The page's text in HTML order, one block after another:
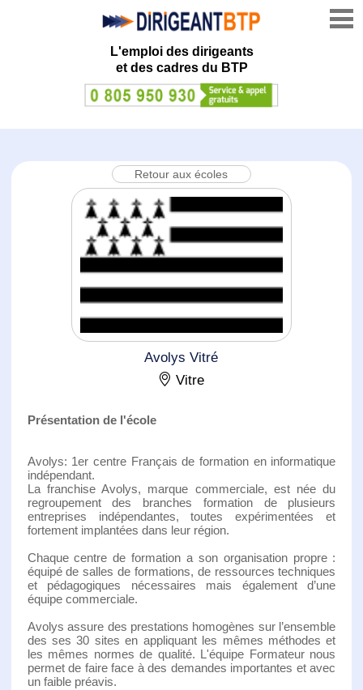
L'emploi des dirigeants
et des cadres du BTP
Retour aux écoles
Avolys Vitré
Vitre
Présentation de l'école
Avolys: 1er centre Français de formation en informatique
indépendant.
La franchise Avolys, marque commerciale, est née du
regroupement des branches formation de plusieurs
entreprises indépendantes, toutes expérimentées et
fortement implantées dans leur région.
Chaque centre de formation a son organisation propre :
équipé de salles de formations, de ressources techniques
et pédagogiques nécessaires mais également d’une
équipe commerciale.
Avolys assure des prestations homogènes sur l’ensemble
des ses 30 sites en appliquant les mêmes méthodes et
les mêmes normes de qualité. L'équipe Formateur nous
permet de faire face à des demandes importantes et avec
un faible préavis.